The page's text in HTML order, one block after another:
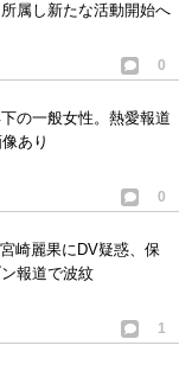
属し新たな活動開始へ
0
の一般女性。熱愛報道
あり
0
崎麗果にDV疑惑、保
報道で波紋
1